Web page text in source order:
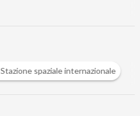
Stazione spaziale internazionale